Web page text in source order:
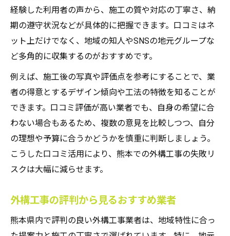
経験した利用者の声から、施工の質や対応の丁寧さ、納
期の遵守状況などが具体的に把握できます。口コミはネ
ット上だけでなく、地域の知人やSNSの地元グループな
ど多角的に収集するのがおすすめです。
例えば、施工後の写真や評価点を参考にすることで、業
者の得意とするデザイン傾向や工法の特徴を知ることが
できます。口コミ評価が高い業者でも、自身の希望に合
わない場合もあるため、複数の意見を比較しつつ、自分
の理想や予算に合うかどうかを慎重に判断しましょう。
こうした口コミ活用により、熊本での外構工事の失敗リ
スクは大幅に減らせます。
外構工事の評判から見るおすすめ業者
熊本県内で評判の良い外構工事業者は、地域特性に合っ